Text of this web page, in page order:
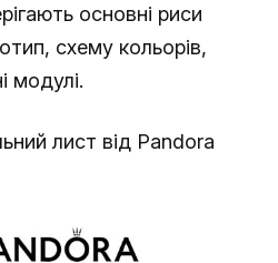
основні риси
схему кольорів,
модулі.
лист від Pandora